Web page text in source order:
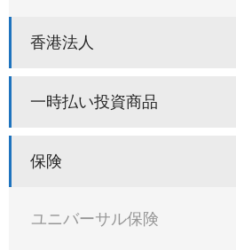
香港法人
一時払い投資商品
保険
ユニバーサル保険